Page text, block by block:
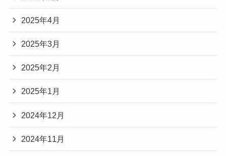
2025年4月
2025年3月
2025年2月
2025年1月
2024年12月
2024年11月